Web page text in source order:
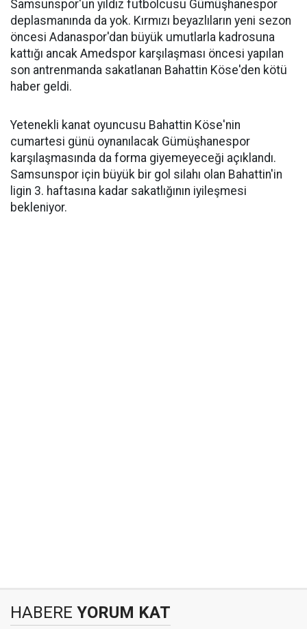
Samsunspor'un yıldız futbolcusu Gümüşhanespor
deplasmanında da yok. Kırmızı beyazlıların yeni sezon
öncesi Adanaspor'dan büyük umutlarla kadrosuna
kattığı ancak Amedspor karşılaşması öncesi yapılan
son antrenmanda sakatlanan Bahattin Köse'den kötü
haber geldi.
Yetenekli kanat oyuncusu Bahattin Köse'nin
cumartesi günü oynanılacak Gümüşhanespor
karşılaşmasında da forma giyemeyeceği açıklandı.
Samsunspor için büyük bir gol silahı olan Bahattin'in
ligin 3. haftasına kadar sakatlığının iyileşmesi
bekleniyor.
HABERE YORUM KAT